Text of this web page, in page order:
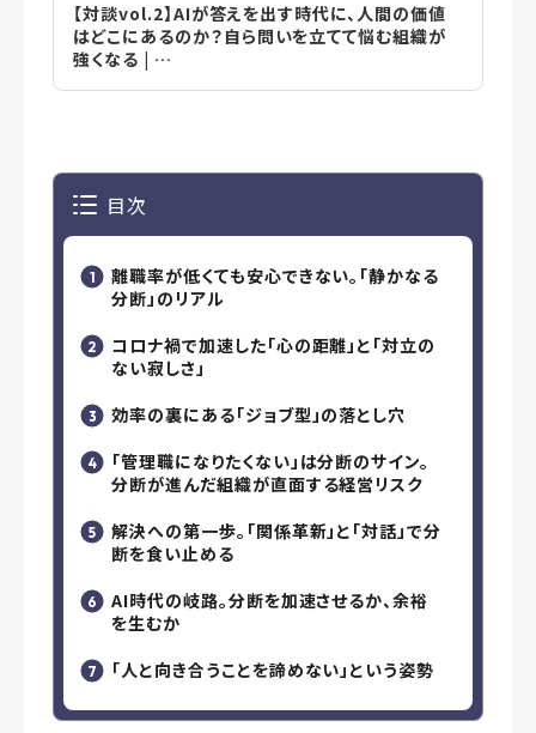
【対談vol.2】AIが答えを出す時代に、人間の価値
はどこにあるのか？自ら問いを立てて悩む組織が
強くなる | …
目次
離職率が低くても安心できない。「静かなる
分断」のリアル
コロナ禍で加速した「心の距離」と「対立の
ない寂しさ」
効率の裏にある「ジョブ型」の落とし穴
「管理職になりたくない」は分断のサイン。
分断が進んだ組織が直面する経営リスク
解決への第一歩。「関係革新」と「対話」で分
断を食い止める
AI時代の岐路。分断を加速させるか、余裕
を生むか
「人と向き合うことを諦めない」という姿勢